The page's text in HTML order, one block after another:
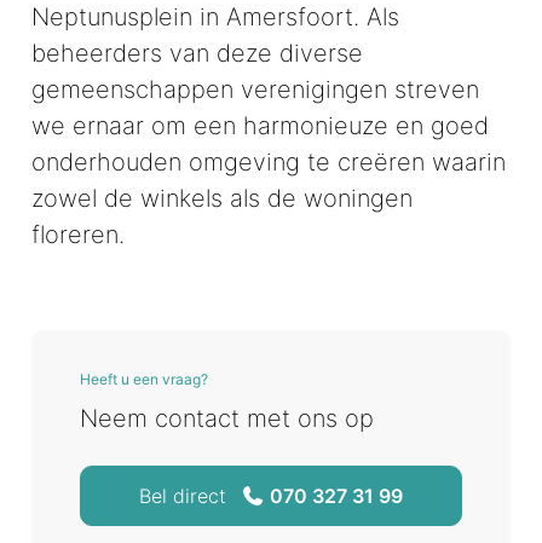
Neptunusplein in Amersfoort. Als
beheerders van deze diverse
gemeenschappen verenigingen streven
we ernaar om een harmonieuze en goed
onderhouden omgeving te creëren waarin
zowel de winkels als de woningen
floreren.
Heeft u een vraag?
Neem contact met ons op
Bel direct 070 327 31 99